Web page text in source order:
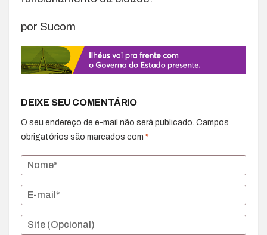
por Sucom
DEIXE SEU COMENTÁRIO
O seu endereço de e-mail não será publicado. Campos
obrigatórios são marcados com *